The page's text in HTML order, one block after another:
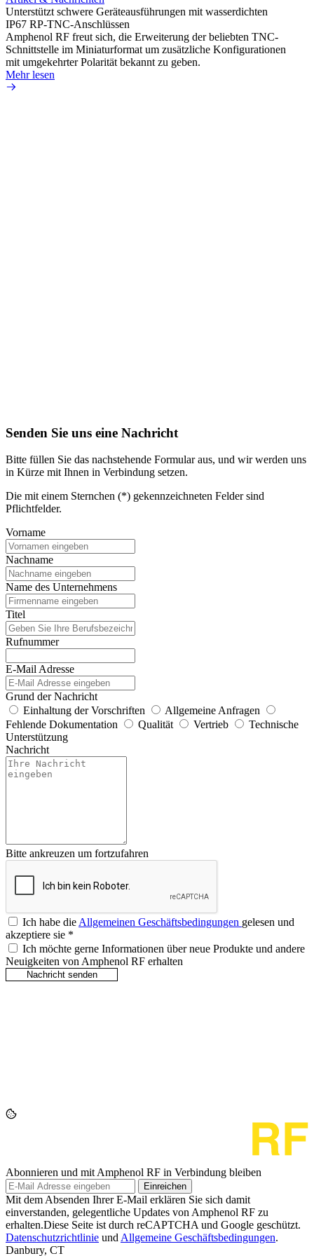
Unterstützt schwere Geräteausführungen mit wasserdichten
IP67 RP-TNC-Anschlüssen
Amphenol RF freut sich, die Erweiterung der beliebten TNC-
Schnittstelle im Miniaturformat um zusätzliche Konfigurationen
mit umgekehrter Polarität bekannt zu geben.
Mehr lesen
Senden Sie uns eine Nachricht
Bitte füllen Sie das nachstehende Formular aus, und wir werden uns
in Kürze mit Ihnen in Verbindung setzen.
Die mit einem Sternchen (*) gekennzeichneten Felder sind
Pflichtfelder.
Vorname
Nachname
Name des Unternehmens
Titel
Rufnummer
E-Mail Adresse
Grund der Nachricht
Einhaltung der Vorschriften
Allgemeine Anfragen
Fehlende Dokumentation
Qualität Vertrieb
Technische
Unterstützung
Nachricht
Bitte ankreuzen um fortzufahren
Ich habe dieAllgemeinen Geschäftsbedingungen gelesen und
akzeptiere sie *
Ich möchte gerne Informationen über neue Produkte und andere
Neuigkeiten von Amphenol RF erhalten
Abonnieren und mit Amphenol RF in Verbindung bleiben
Einreichen
Mit dem Absenden Ihrer E-Mail erklären Sie sich damit
einverstanden, gelegentliche Updates von Amphenol RF zu
erhalten.Diese Seite ist durch reCAPTCHA und Google geschützt.
Datenschutzrichtlinie und Allgemeine Geschäftsbedingungen.
Danbury, CT